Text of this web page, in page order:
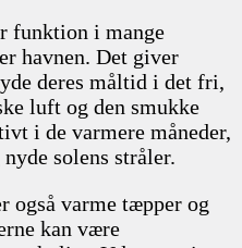
funktion i mange
havnen. Det giver
deres måltid i det fri,
luft og den smukke
i de varmere måneder,
solens stråler.
også varme tæpper og
kan være